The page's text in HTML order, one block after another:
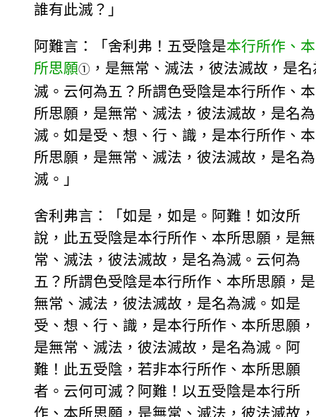
誰有此滅？」
阿難言：「舍利弗！五受陰是本行所作、本
所思願① ，是無常、滅法，彼法滅故，是名
滅。云何為五？所謂色受陰是本行所作、本
所思願，是無常、滅法，彼法滅故，是名為
滅。如是受、想、行、識，是本行所作、本
所思願，是無常、滅法，彼法滅故，是名為
滅。」
舍利弗言：「如是，如是。阿難！如汝所
說，此五受陰是本行所作、本所思願，是無
常、滅法，彼法滅故，是名為滅。云何為
五？所謂色受陰是本行所作、本所思願，是
無常、滅法，彼法滅故，是名為滅。如是
受、想、行、識，是本行所作、本所思願，
是無常、滅法，彼法滅故，是名為滅。阿
難！此五受陰，若非本行所作、本所思願
者。云何可滅？阿難！以五受陰是本行所
作、本所思願，是無常、滅法，彼法滅故，